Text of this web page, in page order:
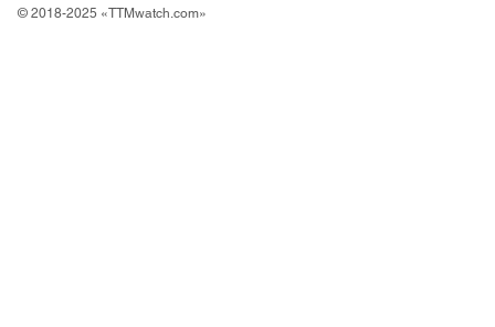
© 2018-2025 «TTMwatch.com»